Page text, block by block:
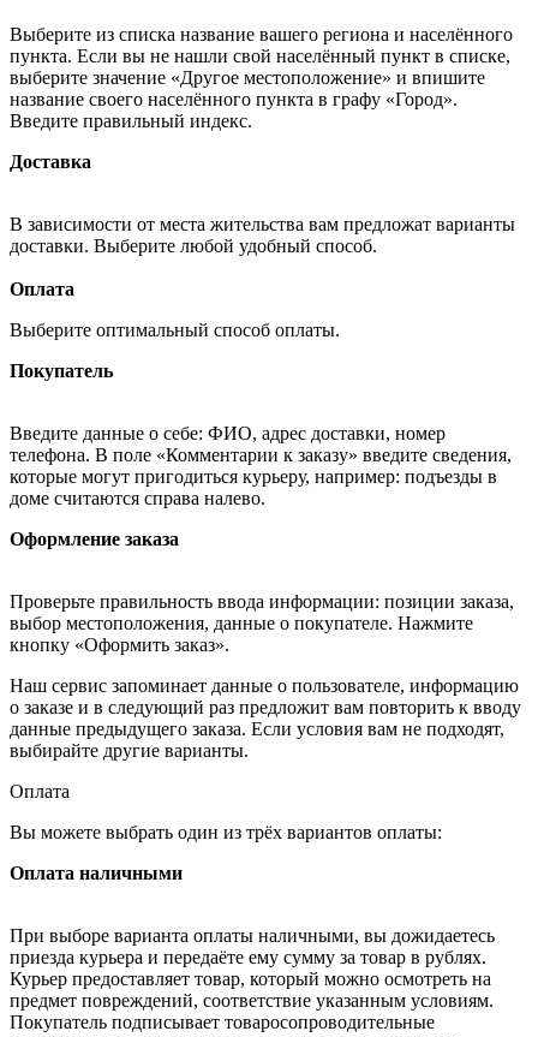
Выберите из списка название вашего региона и населённого
пункта. Если вы не нашли свой населённый пункт в списке,
выберите значение «Другое местоположение» и впишите
название своего населённого пункта в графу «Город».
Введите правильный индекс.
Доставка
В зависимости от места жительства вам предложат варианты
доставки. Выберите любой удобный способ.
Оплата
Выберите оптимальный способ оплаты.
Покупатель
Введите данные о себе: ФИО, адрес доставки, номер
телефона. В поле «Комментарии к заказу» введите сведения,
которые могут пригодиться курьеру, например: подъезды в
доме считаются справа налево.
Оформление заказа
Проверьте правильность ввода информации: позиции заказа,
выбор местоположения, данные о покупателе. Нажмите
кнопку «Оформить заказ».
Наш сервис запоминает данные о пользователе, информацию
о заказе и в следующий раз предложит вам повторить к вводу
данные предыдущего заказа. Если условия вам не подходят,
выбирайте другие варианты.
Оплата
Вы можете выбрать один из трёх вариантов оплаты:
Оплата наличными
При выборе варианта оплаты наличными, вы дожидаетесь
приезда курьера и передаёте ему сумму за товар в рублях.
Курьер предоставляет товар, который можно осмотреть на
предмет повреждений, соответствие указанным условиям.
Покупатель подписывает товаросопроводительные